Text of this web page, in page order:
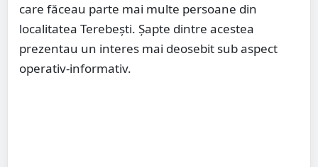
care făceau parte mai multe persoane din
localitatea Terebeşti. Șapte dintre acestea
prezentau un interes mai deosebit sub aspect
operativ-informativ.